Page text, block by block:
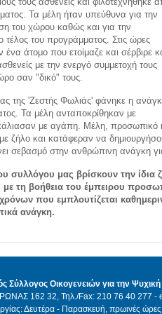
Τα μέλη ήταν υπεύθυνα για την
του χώρου καθώς και για την
τέλος του προγράμματος. Στις ώρες
ένα άτομο που ετοίμαζε και σέρβιρε
με την ενεργό συμμετοχή τους
σαν "δικό" τους.
της 'Ζεστής Φωλιάς' φάνηκε η
Τα μέλη ανταποκρίθηκαν με
με αγάπη. Μέλη, προσωπικό
ζήλο και κατάφεραν να
σεβασμό στην ανθρώπινη ανάγκη
συλλόγου μας βρίσκουν την
τη βοήθεια του έμπειρου
χρόνων που εμπλουτίζεται
ανάγκη.
Σύλλογος Οικογενειών για την Ψυχική
162 32, Τηλ./Fax: 210 76 40 277 -
Δευτέρα - Παρασκευή, πρωινές ώρες